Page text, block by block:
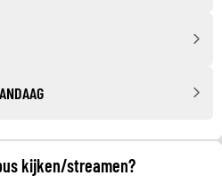
kijken/streamen?